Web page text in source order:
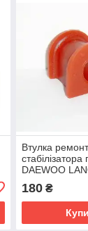
Втулка
DAEWOO
поліуретан
180₴